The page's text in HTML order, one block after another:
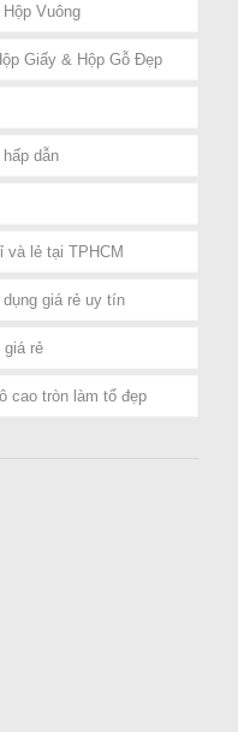
Vuông
Giấy & Hộp Gỗ Đẹp
dẫn
và lẻ tại TPHCM
giá rẻ uy tín
giá rẻ
cao tròn làm tổ đẹp